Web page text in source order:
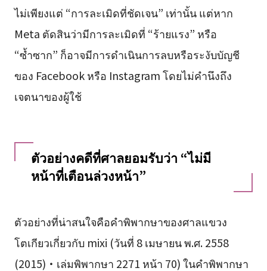
ไม่เพียงแต่ “การละเมิดที่ชัดเจน” เท่านั้น แต่หาก
Meta ตัดสินว่ามีการละเมิดที่ “ร้ายแรง” หรือ
“ซ้ำซาก” ก็อาจมีการดำเนินการลบหรือระงับบัญชี
ของ Facebook หรือ Instagram โดยไม่คำนึงถึง
เจตนาของผู้ใช้
ตัวอย่างคดีที่ศาลยอมรับว่า “ไม่มี
หน้าที่เตือนล่วงหน้า”
ตัวอย่างที่น่าสนใจคือคำพิพากษาของศาลแขวง
โตเกียวเกี่ยวกับ mixi (วันที่ 8 เมษายน พ.ศ. 2558
(2015)・เล่มพิพากษา 2271 หน้า 70) ในคำพิพากษา